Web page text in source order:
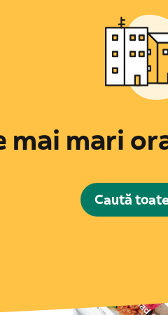
mai mari
Caută